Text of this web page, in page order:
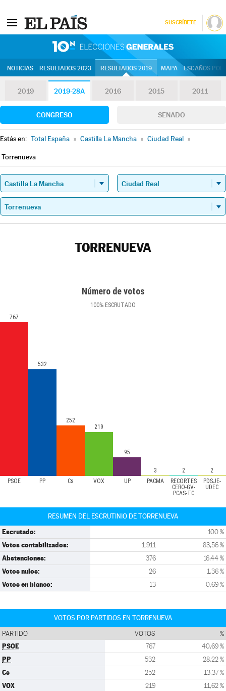
SUSCRÍBETE
NOTICIAS RESULTADOS 2023 RESULTADOS 2019 MAPA ESCAÑOS
2019 2019-28A 2016 2015 2011
CONGRESO SENADO
Estás en: Total España » Castilla La Mancha » Ciudad Real »
Torrenueva
TORRENUEVA
Número de votos
100% ESCRUTADO
PSOE PP Cs VOX UP PACMA
RECORTES
CERO-GV-
PCAS-TC
PDSJE-
UDEC
767
532
252
219
95
3 2 2
RESUMEN DEL ESCRUTINIO DE TORRENUEVA
Escrutado: 100 %
Votos contabilizados: 1.911 83,56 %
Abstenciones: 376 16,44 %
Votos nulos: 26 1,36 %
Votos en blanco: 13 0,69 %
VOTOS POR PARTIDOS EN TORRENUEVA
PARTIDO VOTOS %
PSOE 767 40,69 %
PP 532 28,22 %
Cs 252 13,37 %
VOX 219 11,62 %